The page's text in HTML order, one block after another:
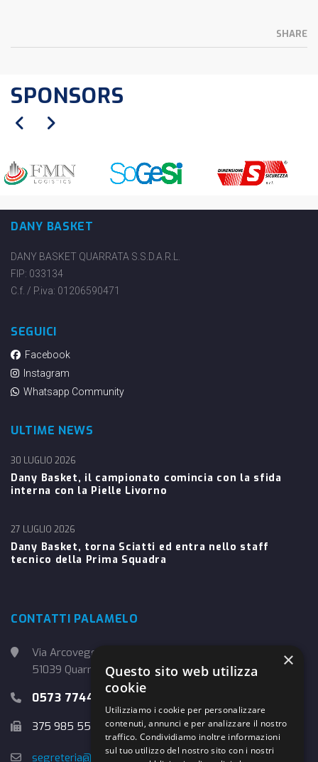
SHARE
SPONSORS
DANY BASKET
DANY BASKET QUARRATA S.S.D.A.R.L.
FIP: 033134
C.f. / P.iva: 01206590471
SEGUICI
Facebook
Instagram
Whatsapp Community
ULTIME NEWS
Dany Basket, il campionato comincia con la sfida
interna con la Pielle Livorno
30 LUGLIO 2026
Dany Basket, torna Sciatti ed entra nello staff
tecnico della Prima Squadra
27 LUGLIO 2026
CONTATTI PALAMELO
Via Arcoveggio, 4
51039 Quarrata (PT)
0573 774457
375 985 5526
segreteria@danybasket.it
×
Questo sito web utilizza
cookie
Utilizziamo i cookie per personalizzare
contenuti, annunci e per analizzare il nostro
traffico. Condividiamo inoltre informazioni
sul tuo utilizzo del nostro sito con i nostri